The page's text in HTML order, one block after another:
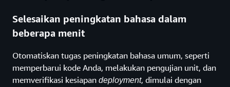
Selesaikan peningkatan bahasa dalam
beberapa menit
Otomatiskan tugas peningkatan bahasa umum, seperti
memperbarui kode Anda, melakukan pengujian unit, dan
memverifikasi kesiapan deployment, dimulai dengan